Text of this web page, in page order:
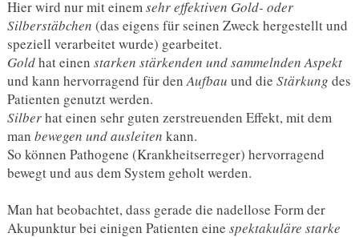
Hier wird nur mit einemsehr effektiven Gold- oder
Silberstäbchen (das eigens für seinen Zweck hergestellt und
speziell verarbeitet wurde) gearbeitet.
Goldhat einen starken stärkenden und sammelnden Aspekt
und kann hervorragend für denAufbau und die Stärkung des
Patienten genutzt werden.
Silberhat einen sehr guten zerstreuenden Effekt, mit dem
man bewegen und ausleiten kann.
So können Pathogene (Krankheitserreger) hervorragend
bewegt und aus dem System geholt werden.
Man hat beobachtet, dass gerade die nadellose Form der
Akupunktur bei einigen Patienten eine spektakuläre starke